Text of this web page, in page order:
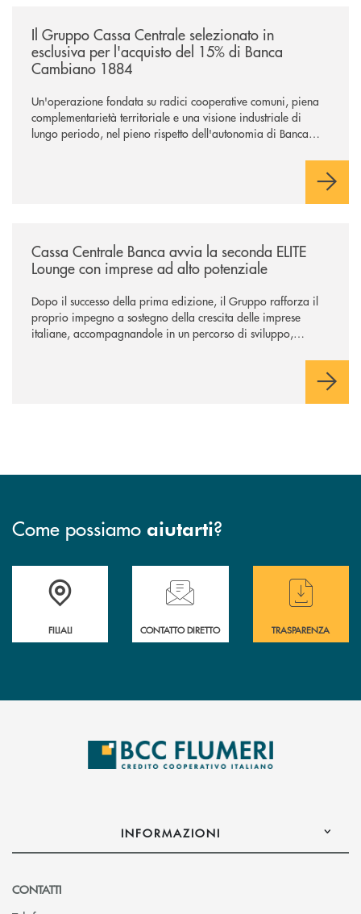
Il Gruppo Cassa Centrale selezionato in
esclusiva per l'acquisto del 15% di Banca
Cambiano 1884
Un'operazione fondata su radici cooperative comuni, piena
complementarietà territoriale e una visione industriale di
lungo periodo, nel pieno rispetto dell'autonomia di Banca
negoziazione esclusiva per la finalizzazione dell’operazione.
Cassa Centrale Banca avvia la seconda ELITE
Lounge con imprese ad alto potenziale
Dopo il successo della prima edizione, il Gruppo rafforza il
proprio impegno a sostegno della crescita delle imprese
italiane, accompagnandole in un percorso di sviluppo,
Come possiamo aiutarti?
Trova la filiale più vicina a te
FILIALI
Hai bisogno di assistenza immediata ?
CONTATTO DIRETTO
Hai bisogno di
TRASPARENZA
INFORMAZIONI
CONTATTI